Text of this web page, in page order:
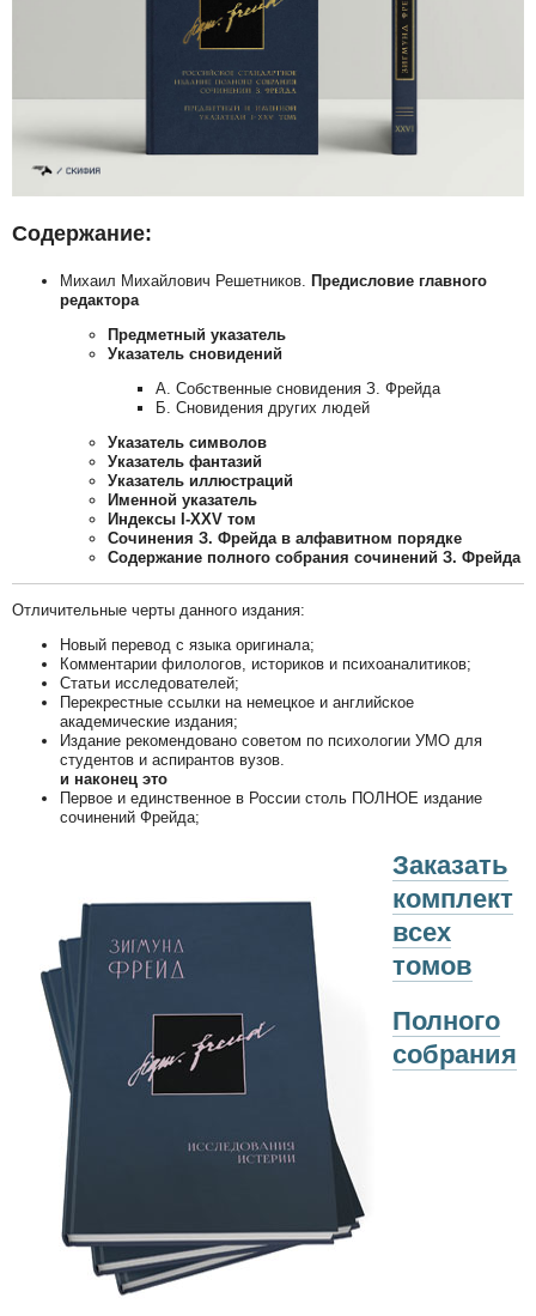
Содержание:
Михаил Михайлович Решетников.
Предисловие главного
редактора
Предметный указатель
Указатель сновидений
А. Собственные сновидения З. Фрейда
Б. Сновидения других людей
Указатель символов
Указатель фантазий
Указатель иллюстраций
Именной указатель
Индексы I-XXV том
Сочинения З. Фрейда в алфавитном порядке
Содержание полного собрания сочинений З. Фрейда
Отличительные черты данного издания:
Новый перевод с языка оригинала;
Комментарии филологов, историков и психоаналитиков;
Статьи исследователей;
Перекрестные ссылки на немецкое и английское
академические издания;
Издание рекомендовано советом по психологии УМО для
студентов и аспирантов вузов.
и наконец это
Первое и единственное в России столь ПОЛНОЕ издание
сочинений Фрейда;
Заказать
комплект
всех
томов
Полного
собрания